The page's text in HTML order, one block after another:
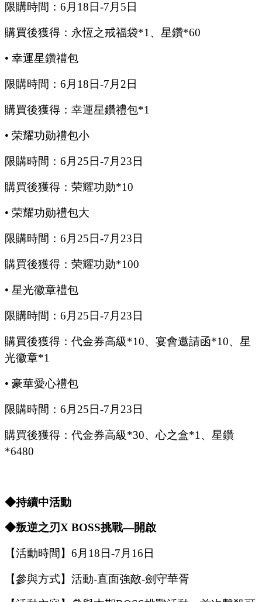
限購時間： 6月 18 日-7月 5 日
購買後獲得：永恆之戒福袋*1、星鑽*60
• 幸運星鑽禮包
限購時間： 6月 18 日-7月 2 日
購買後獲得：幸運星鑽禮包*1
• 荣耀功勋禮包小
限購時間： 6月 25 日-7月 23 日
購買後獲得：荣耀功勋*10
• 荣耀功勋禮包大
限購時間： 6月 25 日-7月 23 日
購買後獲得：荣耀功勋*100
• 星光徽章禮包
限購時間： 6月 25 日-7月 23 日
購買後獲得：代金券高級*10、宴會邀請函*10、星
光徽章*1
• 豪華愛心禮包
限購時間： 6月 25 日-7月 23 日
購買後獲得：代金券高級*30、心之盒*1、星鑽
*6480
◆持續中活動
◆叛逆之刃X BOSS挑戰—開啟
【活動時間】 6月 18 日-7月 16 日
【參與方式】 活動-直面強敵-劍守華胥